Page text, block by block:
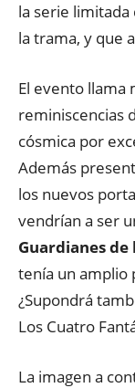
la serie
la trama, y que
El evento llama
reminiscencias
cósmica por
Además
los nuevos
vendrían a ser
Guardianes de
tenía un amplio
¿Supondrá
Los Cuatro
La imagen a